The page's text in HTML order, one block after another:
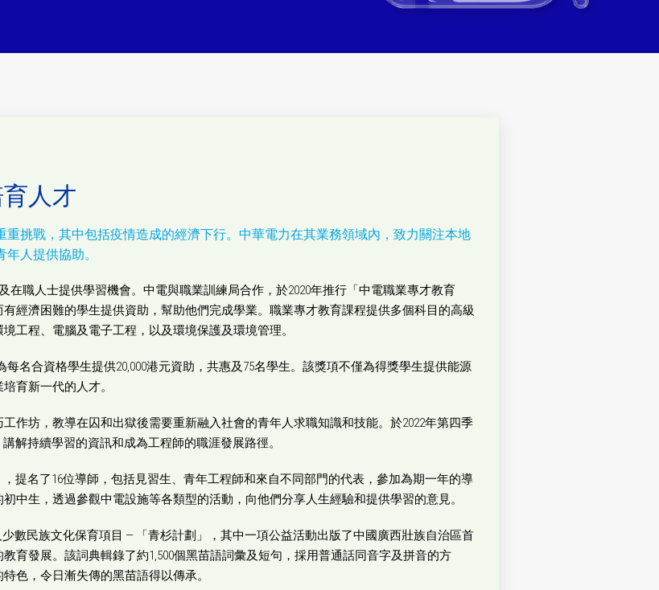
人才
挑戰，其中包括疫情造成的經濟下行。中華電力在其業務領域內，致力關注本地
人提供協助。
在職人士提供學習機會。中電與職業訓練局合作，於2020年推行「中電職業專才教育
經濟困難的學生提供資助，幫助他們完成學業。職業專才教育課程提供多個科目的高級
工程、電腦及電子工程，以及環境保護及環境管理。
每名合資格學生提供20,000港元資助，共惠及75名學生。該獎項不僅為得獎學生提供能源
育新一代的人才。
作坊，教導在囚和出獄後需要重新融入社會的青年人求職知識和技能。於2022年第四季
解持續學習的資訊和成為工程師的職涯發展路徑。
提名了16位導師，包括見習生、青年工程師和來自不同部門的代表，參加為期一年的導
中生，透過參觀中電設施等各類型的活動，向他們分享人生經驗和提供學習的意見。
數民族文化保育項目 — 「青杉計劃」，其中一項公益活動出版了中國廣西壯族自治區首
育發展。該詞典輯錄了約1,500個黑苗語詞彙及短句，採用普通話同音字及拼音的方
色，令日漸失傳的黑苗語得以傳承。